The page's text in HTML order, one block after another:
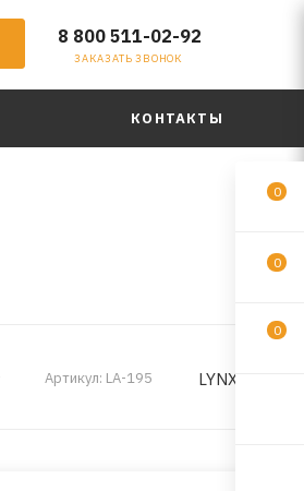
8 800 511-02-92
ЗАКАЗАТЬ ЗВОНОК
КОНТАКТЫ
Артикул: LA-195 LYNXauto
0
0
0